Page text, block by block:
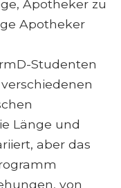
Apotheker zu
Apotheker
Studenten
Länge und
aber das
von